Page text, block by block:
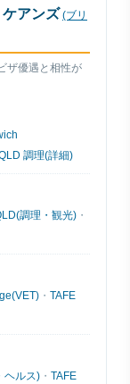
アンズ (ブリ
ザ優遇と相性が
調理(詳細)
調理・観光) ・
・ TAFE
ヘルス) ・ TAFE